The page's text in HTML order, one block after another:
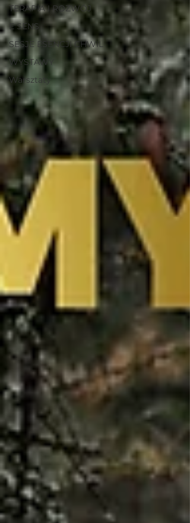
TERAPIA I ROZWÓJ
E SENS
SESJE ESENCJI CHWIL
WYSTAWY
Warsztaty